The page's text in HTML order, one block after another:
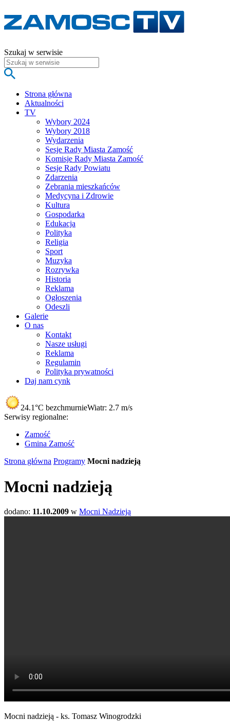
Szukaj w serwisie
Strona główna
Aktualności
TV
Wybory 2024
Wybory 2018
Wydarzenia
Sesje Rady Miasta Zamość
Komisje Rady Miasta Zamość
Sesje Rady Powiatu
Zdarzenia
Zebrania mieszkańców
Medycyna i Zdrowie
Kultura
Gospodarka
Edukacja
Polityka
Religia
Sport
Muzyka
Rozrywka
Historia
Reklama
Ogłoszenia
Odeszli
Galerie
O nas
Kontakt
Nasze usługi
Reklama
Regulamin
Polityka prywatności
Daj nam cynk
24.1°C bezchmurnieWiatr: 2.7 m/s
Serwisy regionalne:
Zamość
Gmina Zamość
Strona główna Programy Mocni nadzieją
Mocni nadzieją
dodano: 11.10.2009 w Mocni Nadzieją
Mocni nadzieją - ks. Tomasz Winogrodzki